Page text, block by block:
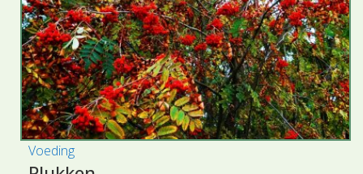
Voeding